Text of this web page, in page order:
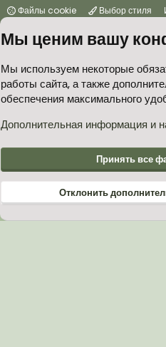
Файлы cookie Выбор стиля
Условия и правила
Политика в отношении обработки
Согласие на обработку
R
Community platform by XenForo ® ©
Мы ценим вашу
Мы используем некоторые
работы сайта, а также
обеспечения максимального
Дополнительная информация и
Принять все
Отклонить